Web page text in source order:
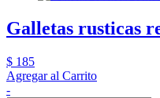
Galletas rusticas
$ 185
Agregar al Carrito
-